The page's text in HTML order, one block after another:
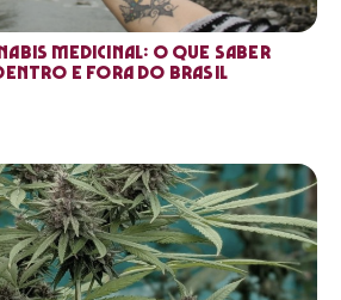
medicinal: o que saber
e fora do Brasil